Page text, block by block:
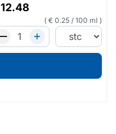
12.48
€ 0.25 /100 ml